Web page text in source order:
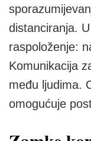
distanciranja.
raspoloženje:
Komunikacija
među ljudima.
omogućuje